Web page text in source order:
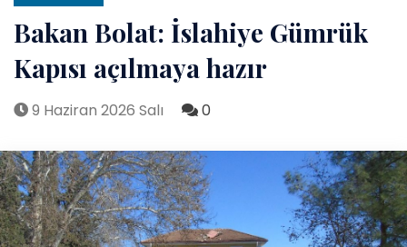
Bakan Bolat: İslahiye Gümrük
Kapısı açılmaya hazır
9 Haziran 2026 Salı 0